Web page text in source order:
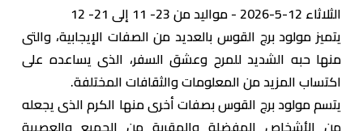
الثلاثاء 12-5-2026 - مواليد من 23- 11 إلى 21- 12
يتميز مولود برج القوس بالعديد من الصفات الإيجابية، والتى
منها حبه الشديد للمرح وعشق السفر، الذى يساعده على
اكتساب المزيد من المعلومات والثقافات المختلفة.
يتسم مولود برج القوس بصفات أخرى منها الكرم الذى يجعله